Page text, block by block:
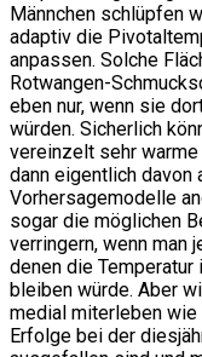
Männchen schlüpfen
adaptiv die
anpassen. Solche
Rotwangen-
eben nur, wenn sie
würden. Sicherlich
vereinzelt sehr
dann eigentlich davon
Vorhersagemodelle
sogar die möglichen
verringern, wenn man
denen die
bleiben würde. Aber
medial miterleben
Erfolge bei der